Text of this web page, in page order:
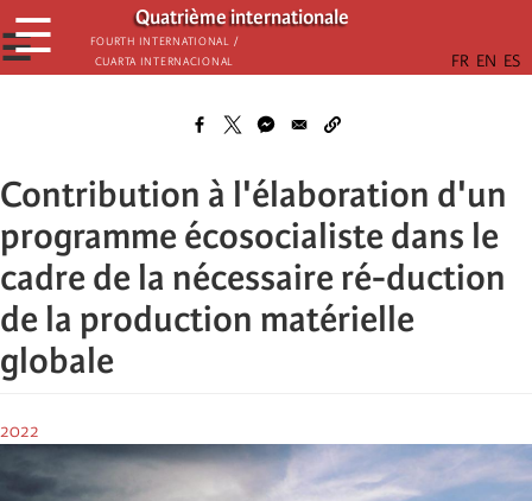
Passar
para
o
Quatrième internationale
Fourth International /
Cuarta Internacional
☰
☰
Contribution à l'élaboration d'un
programme écosocialiste dans le
cadre de la nécessaire ré-duction
de la production matérielle
globale
2022